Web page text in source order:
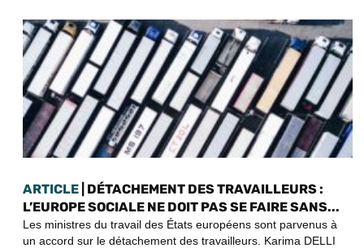
ARTICLE | DÉTACHEMENT DES TRAVAILLEURS :
L’EUROPE SOCIALE NE DOIT PAS SE FAIRE SANS...
Les ministres du travail des États européens sont parvenus à
un accord sur le détachement des travailleurs. Karima DELLI